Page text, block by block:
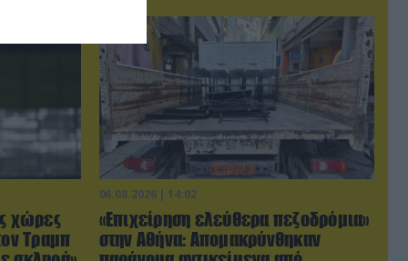
χώρες
Τραμπ
06.08.2026 | 14:02
«Επιχείρηση ελεύθερα πεζοδρόμια»
στην Αθήνα: Απομακρύνθηκαν